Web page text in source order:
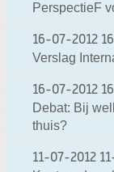
PerspectieF
16-07-2012
Verslag
16-07-2012
Debat: Bij
thuis?
11-07-2012